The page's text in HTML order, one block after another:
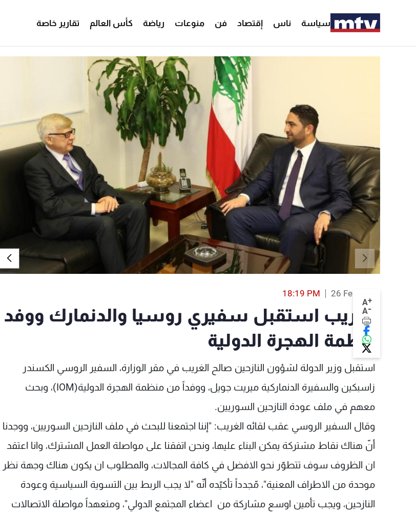
سياسة ناس إقتصاد فن منوعات رياضة كأس العالم تقارير خاصة
A+
A-
26 Feb 2019
18:19 PM
الغريب استقبل سفيري روسيا والدنمارك ووفد
منظمة الهجرة الدولية
استقبل وزير الدولة لشؤون النازحين صالح الغريب في مقر الوزارة، السفير الروسي الكسندر
زاسبكين والسفيرة الدنماركية ميريت جويل، ووفداً من منظمة الهجرة الدولية(IOM)، وبحث
معهم في ملف عودة النازحين السوريين.
وقال السفير الروسي عقب لقائه الغريب: "إننا اجتمعنا للبحث في ملف النازحين السوريين، ووجدنا
أنّ هناك نقاط مشتركة يمكن البناء عليها، ونحن اتفقنا على مواصلة العمل المشترك، وانا اعتقد
ان الظروف سوف تتطوّر نحو الافضل في كافة المجالات، والمطلوب ان يكون هناك وجهة نظر
موحدة من الاطراف المعنية"، مّجدداً تأكيّده أنّه "لا يجب الربط بين التسوية السياسية وعودة
النازحين، ويجب تأمين اوسع مشاركة من اعضاء المجتمع الدولي"، ومتعهداً مواصلة الاتصالات